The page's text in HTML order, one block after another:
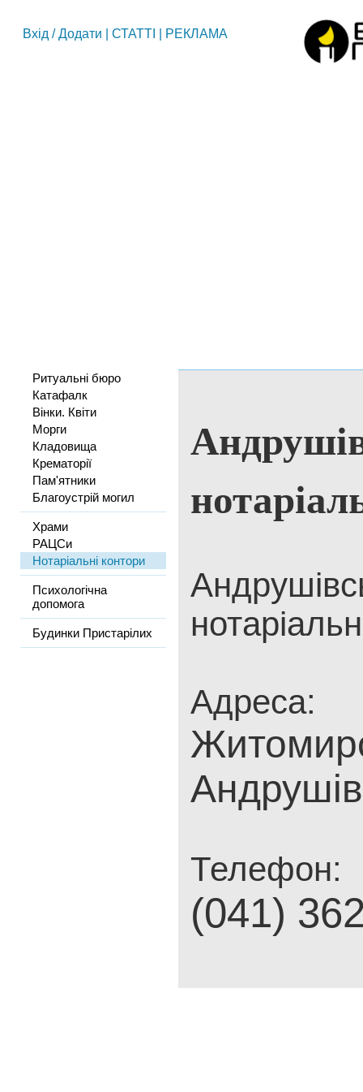
Вхід /Додати СТАТТІ РЕКЛАМА
Ритуальні бюро
Катафалк
Вінки. Квіти
Морги
Кладовища
Крематорії
Пам'ятники
Благоустрій могил
Храми
РАЦСи
Нотаріальні контори
Психологічна
допомога
Будинки Пристарілих
Адреса:
Телефон:
(041)